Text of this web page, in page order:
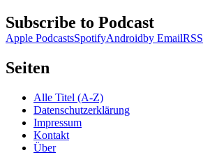
Subscribe to Podcast
Apple PodcastsSpotifyAndroidby EmailRSS
Seiten
Alle Titel (A-Z)
Datenschutzerklärung
Impressum
Kontakt
Über